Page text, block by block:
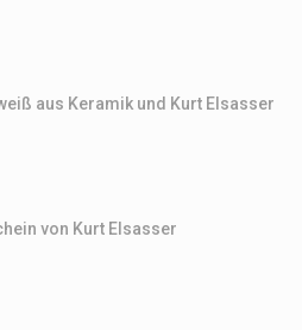
aus Keramik und Kurt Elsasser
von Kurt Elsasser